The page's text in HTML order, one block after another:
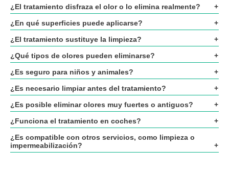
¿El tratamiento disfraza el olor o lo elimina realmente?
¿En qué superficies puede aplicarse?
¿El tratamiento sustituye la limpieza?
¿Qué tipos de olores pueden eliminarse?
¿Es seguro para niños y animales?
¿Es necesario limpiar antes del tratamiento?
¿Es posible eliminar olores muy fuertes o antiguos?
¿Funciona el tratamiento en coches?
¿Es compatible con otros servicios, como limpieza o
impermeabilización?